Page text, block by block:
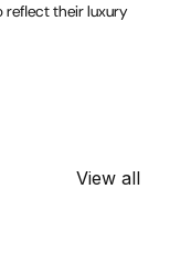
reflect their luxury
View all